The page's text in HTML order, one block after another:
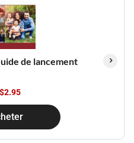
de lancement
$2.95